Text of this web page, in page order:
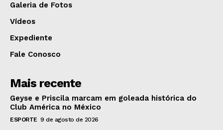
Galeria de Fotos
Vídeos
Expediente
Fale Conosco
Mais recente
Geyse e Priscila marcam em goleada histórica do
Club América no México
ESPORTE 9 de agosto de 2026